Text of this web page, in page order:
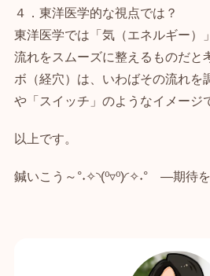
４．東洋医学的な視点では？
東洋医学では「気（エネルギー）
流れをスムーズに整えるものだと
ボ（経穴）は、いわばその流れを
や「スイッチ」のようなイメージ
以上です。
鍼いこう～°˖✧◝(⁰▿⁰)◜✧˖° ―期待